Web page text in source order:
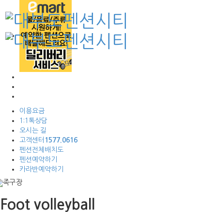
이용요금
1:1톡상담
오시는 길
고객센터 1577.0616
펜션전체배치도
펜션예약하기
카라반예약하기
Foot volleyball